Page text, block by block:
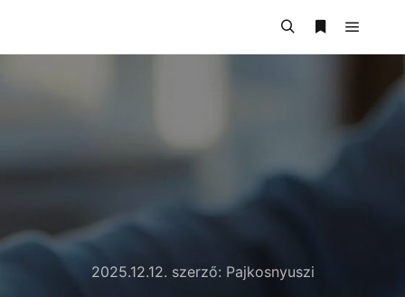
2025.12.12. szerző: Pajkosnyuszi